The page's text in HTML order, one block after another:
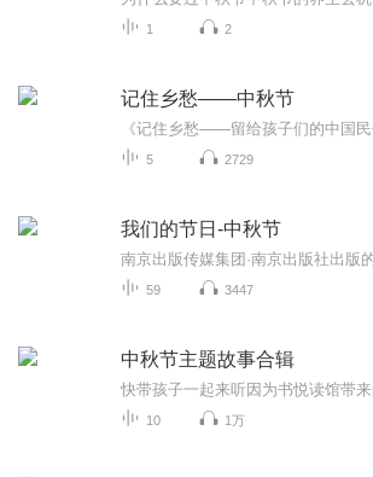
1 2
记住乡愁——中秋节
5 2729
我们的节日-中秋节
59 3447
中秋节主题故事合辑
快带孩子一起来听因为书悦读馆带来
10 1万